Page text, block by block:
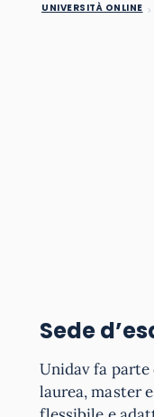
UNIVERSITÀ ONLINE
Sede
Unidav fa
laurea, master